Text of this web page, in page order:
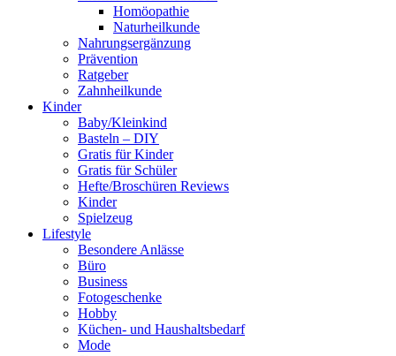
Homöopathie
Naturheilkunde
Nahrungsergänzung
Prävention
Ratgeber
Zahnheilkunde
Kinder
Baby/Kleinkind
Basteln – DIY
Gratis für Kinder
Gratis für Schüler
Hefte/Broschüren Reviews
Kinder
Spielzeug
Lifestyle
Besondere Anlässe
Büro
Business
Fotogeschenke
Hobby
Küchen- und Haushaltsbedarf
Mode